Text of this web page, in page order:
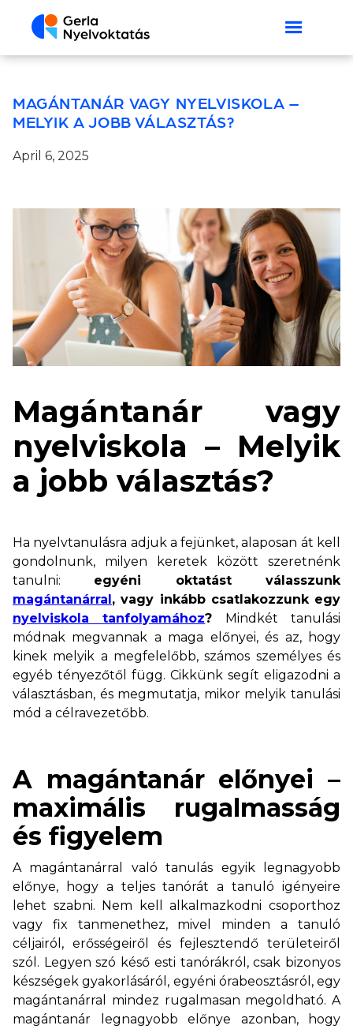
MAGÁNTANÁR VAGY NYELVISKOLA –
MELYIK A JOBB VÁLASZTÁS?
April 6, 2025
Magántanár vagy
nyelviskola – Melyik
a jobb választás?
Ha nyelvtanulásra adjuk a fejünket, alaposan át kell
gondolnunk, milyen keretek között szeretnénk
tanulni: egyéni oktatást válasszunk
magántanárral, vagy inkább csatlakozzunk egy
nyelviskola tanfolyamához? Mindkét tanulási
módnak megvannak a maga előnyei, és az, hogy
kinek melyik a megfelelőbb, számos személyes és
egyéb tényezőtől függ. Cikkünk segít eligazodni a
választásban, és megmutatja, mikor melyik tanulási
mód a célravezetőbb.
A magántanár előnyei –
maximális rugalmasság
és figyelem
A magántanárral való tanulás egyik legnagyobb
előnye, hogy a teljes tanórát a tanuló igényeire
lehet szabni. Nem kell alkalmazkodni csoporthoz
vagy fix tanmenethez, mivel minden a tanuló
céljairól, erősségeiről és fejlesztendő területeiről
szól. Legyen szó késő esti tanórákról, csak bizonyos
készségek gyakorlásáról, egyéni órabeosztásról, egy
magántanárral mindez rugalmasan megoldható. A
magántanár legnagyobb előnye azonban, hogy